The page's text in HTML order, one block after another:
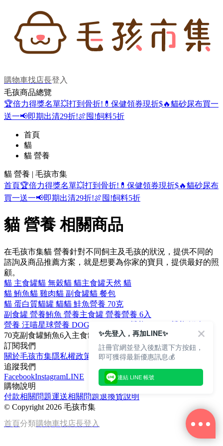
購物車找店長登入
毛孩商品總覽
🏆倍力得獎名單💥打到骨折! 💊保健領券現折$🔥貓砂尿布買一
送一📢即期出清29折!🍖囤!飼料5折
首頁
貓
貓 營養
貓 營養 | 毛孩市集
首頁🏆倍力得獎名單💥打到骨折! 💊保健領券現折$🔥貓砂尿布
買一送一📢即期出清29折!🍖囤!飼料5折
貓 營養 相關商品
在毛孩市集貓 營養針對不同飼主及毛孩的狀況，提供不同的
諮詢及商品推薦方案，就是想要為你家的寶貝，提供最好的照
顧。
貓 主食罐貓 無穀貓 貓主食罐天然 貓
貓 鮪魚貓 雞肉貓 副食罐貓 餐包
貓 蛋白質貓罐 貓貓 鮭魚營養 70克
副食罐 營養鮪魚 營養主食罐 營養營養 6入
營養 汪喵星球營養 DOG CAT STAR
70克副食罐鮪魚6入 主食罐
訂閱我們
關於毛孩市集隱私權政策
文章
追蹤我們
FacebookInstagramLINE
購物說明
付款相關問題運送相關問題退換貨說明
© Copyright 2026 毛孩市集
首頁分類購物車找店長登入
✨先登入，再加LINE✨
註冊官網並登入後點選下方按鈕，
即可獲得最新優惠訊息💰
連結 LINE 帳號